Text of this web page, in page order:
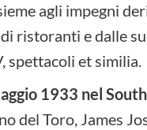
agli impegni
ristoranti e dalle
spettacoli et similia.
1933 nel
del Toro, James